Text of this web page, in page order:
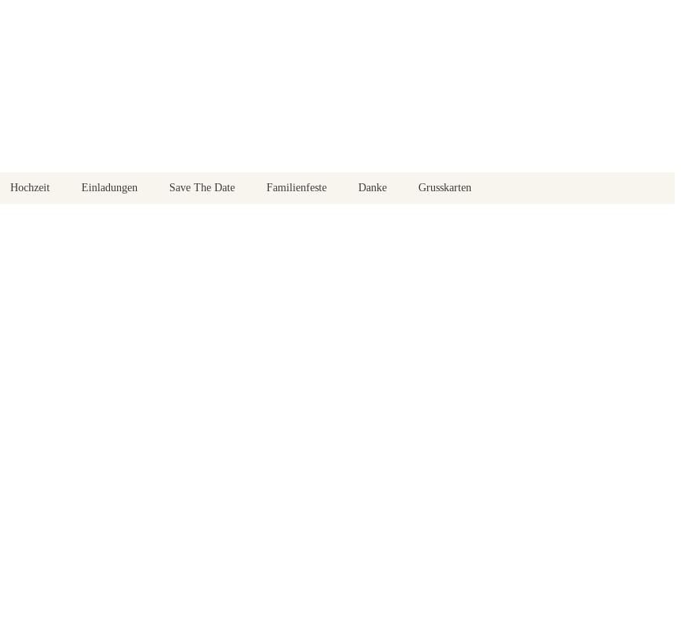
Hochzeit Einladungen Save The Date Familienfeste Danke Grusskarten